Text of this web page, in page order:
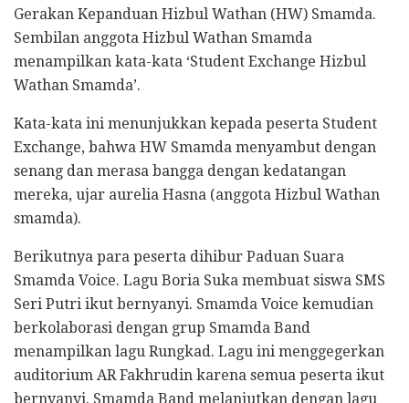
Gerakan Kepanduan Hizbul Wathan (HW) Smamda.
Sembilan anggota Hizbul Wathan Smamda
menampilkan kata-kata ‘Student Exchange Hizbul
Wathan Smamda’.
Kata-kata ini menunjukkan kepada peserta Student
Exchange, bahwa HW Smamda menyambut dengan
senang dan merasa bangga dengan kedatangan
mereka, ujar aurelia Hasna (anggota Hizbul Wathan
smamda).
Berikutnya para peserta dihibur Paduan Suara
Smamda Voice. Lagu Boria Suka membuat siswa SMS
Seri Putri ikut bernyanyi. Smamda Voice kemudian
berkolaborasi dengan grup Smamda Band
menampilkan lagu Rungkad. Lagu ini menggegerkan
auditorium AR Fakhrudin karena semua peserta ikut
bernyanyi. Smamda Band melanjutkan dengan lagu